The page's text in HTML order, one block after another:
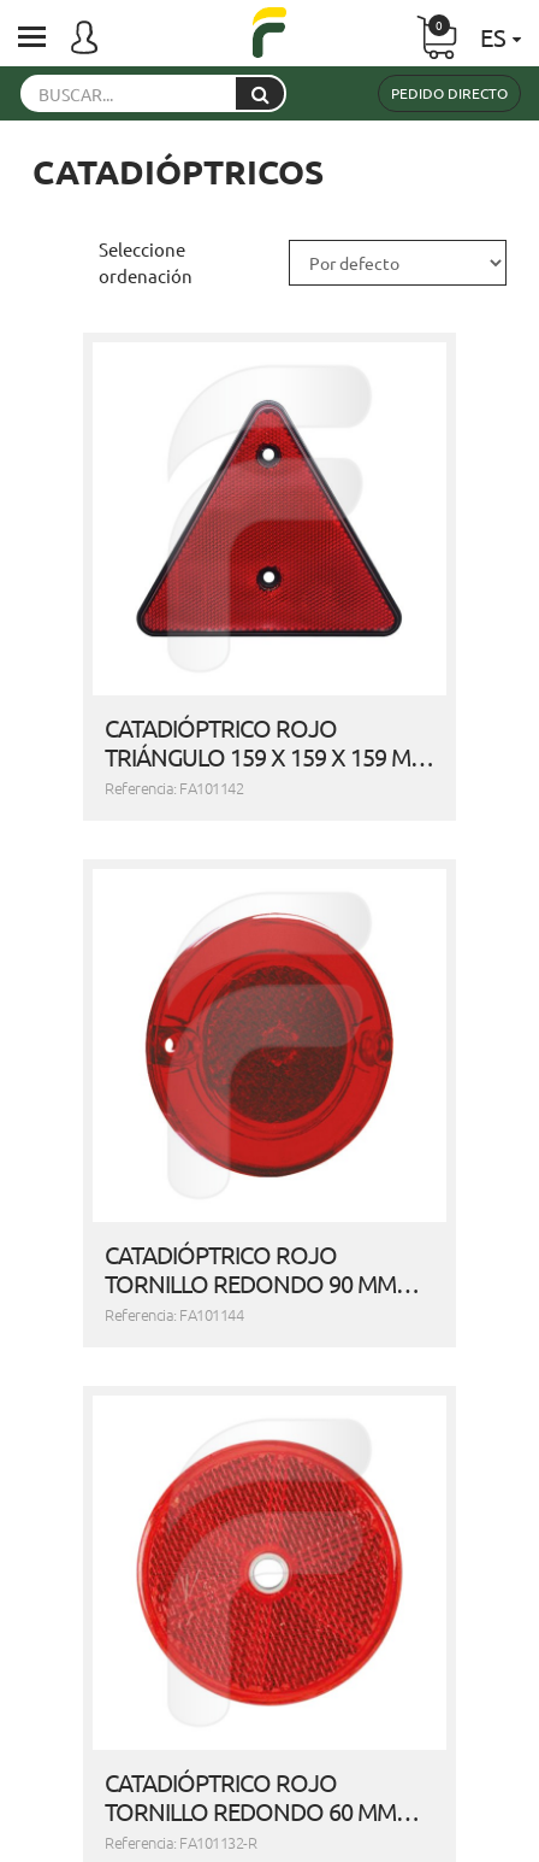
PEDIDO DIRECTO
ES
0
CATADIÓPTRICOS
Seleccione
ordenación
CATADIÓPTRICO ROJO
TRIÁNGULO 159 X 159 X 159 M…
Referencia: FA101142
CATADIÓPTRICO ROJO
TORNILLO REDONDO 90 MM…
Referencia: FA101144
CATADIÓPTRICO ROJO
TORNILLO REDONDO 60 MM…
Referencia: FA101132-R